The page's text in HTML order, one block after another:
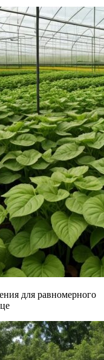
для равномерного